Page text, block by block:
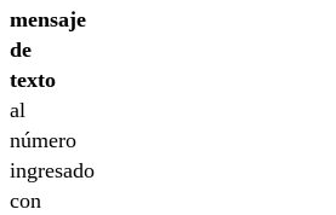
mensaje
de
texto
al
número
ingresado
con